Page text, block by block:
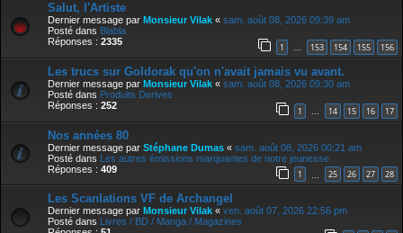
Salut, l'Artiste
Dernier message par Monsieur Vilak « sam. août 08, 2026 09:39 am
Posté dans Blabla
Réponses : 2335 1 … 153 154 155 156
Les trucs sur Goldorak qu'on n'avait jamais vu avant.
Dernier message par Monsieur Vilak « sam. août 08, 2026 09:30 am
Posté dans Produits Derives
Réponses : 252 1 … 14 15 16 17
Nos années 80
Dernier message par Stéphane Dumas « sam. août 08, 2026 00:21 am
Posté dans Les autres émissions marquantes de notre jeunesse
Réponses : 409 1 25 26 27 28
Les Scanlations VF de Archangel
Dernier message par Monsieur Vilak « ven. août 07, 2026 22:56 pm
Posté dans
Livres / BD / Manga / Magazines